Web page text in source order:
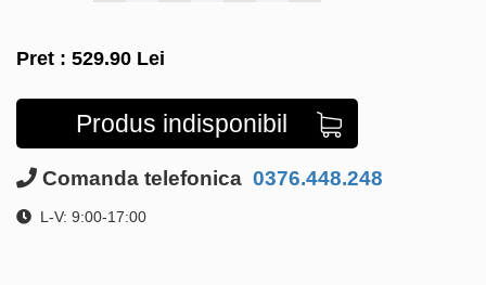
Pret : 529.90 Lei
Produs indisponibil
Comanda telefonica 0376.448.248
L-V: 9:00-17:00